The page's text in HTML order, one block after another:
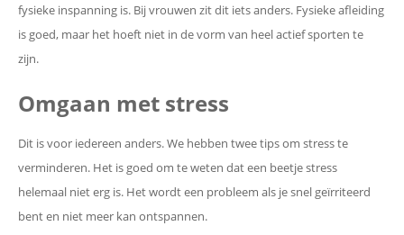
fysieke inspanning is. Bij vrouwen zit dit iets anders. Fysieke afleiding
is goed, maar het hoeft niet in de vorm van heel actief sporten te
zijn.
Omgaan met stress
Dit is voor iedereen anders. We hebben twee tips om stress te
verminderen. Het is goed om te weten dat een beetje stress
helemaal niet erg is. Het wordt een probleem als je snel geïrriteerd
bent en niet meer kan ontspannen.